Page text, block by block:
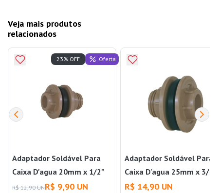
Veja mais produtos
relacionados
Adaptador Soldável Para
Caixa D'agua 20mm x 1/2"
Krona
R$ 12,90 UNR$ 9,90 UN
23% OFF Oferta
Adaptador Soldável Para
Caixa D'agua 25mm x 3/4"
Krona
R$ 14,90 UN